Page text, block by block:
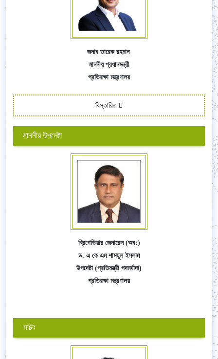
জনাব তারেক রহমান
মাননীয় প্রধানমন্ত্রী
প্রতিরক্ষা মন্ত্রণালয়
বিস্তারিত
মাননীয় উপদেষ্টা
ব্রিগেডিয়ার জেনারেল (অব:)
ড. এ কে এম শামছুল ইসলাম
উপদেষ্টা (প্রতিমন্ত্রী পদমর্যাদা)
প্রতিরক্ষা মন্ত্রণালয়
সচিব